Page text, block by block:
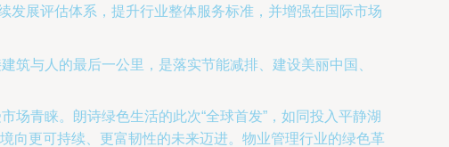
发展评估体系，提升行业整体服务标准，并增强在国际市场
筑与人的最后一公里，是落实节能减排、建设美丽中国、
青睐。朗诗绿色生活的此次“全球首发”，如同投入平静湖
向更可持续、更富韧性的未来迈进。物业管理行业的绿色革